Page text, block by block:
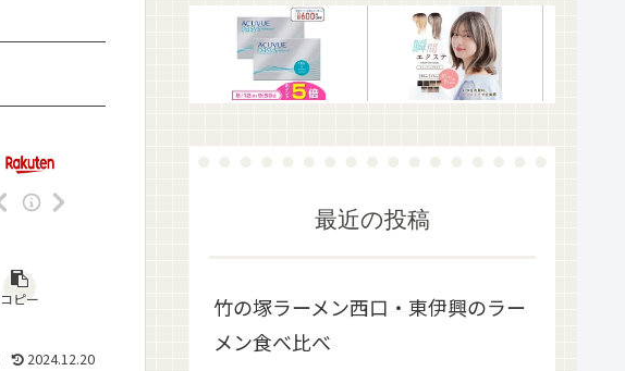
コピー
2024.12.20
最近の投稿
竹の塚ラーメン西口・東伊興のラー
メン食べ比べ